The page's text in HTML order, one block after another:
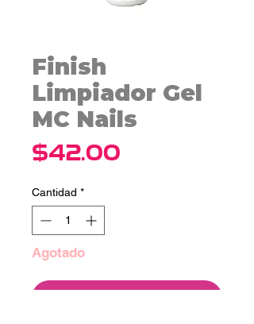
Finish
Limpiador Gel
MC Nails
$42.00
Cantidad *
Agotado